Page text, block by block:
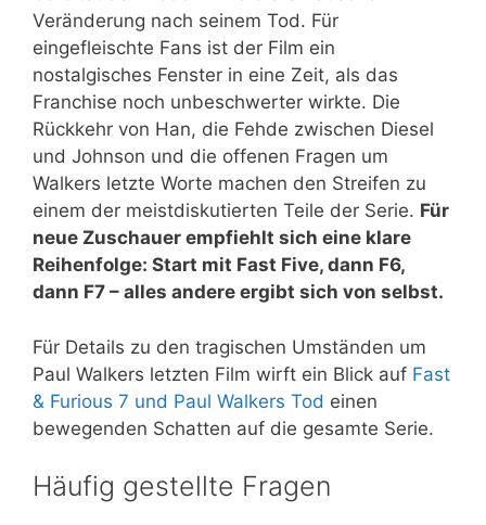
Veränderung nach seinem Tod. Für
eingefleischte Fans ist der Film ein
nostalgisches Fenster in eine Zeit, als das
Franchise noch unbeschwerter wirkte. Die
Rückkehr von Han, die Fehde zwischen Diesel
und Johnson und die offenen Fragen um
Walkers letzte Worte machen den Streifen zu
einem der meistdiskutierten Teile der Serie. Für
neue Zuschauer empfiehlt sich eine klare
Reihenfolge: Start mit Fast Five, dann F6,
dann F7 – alles andere ergibt sich von selbst.
Für Details zu den tragischen Umständen um
Paul Walkers letzten Film wirft ein Blick auf Fast
& Furious 7 und Paul Walkers Tod einen
bewegenden Schatten auf die gesamte Serie.
Häufig gestellte Fragen